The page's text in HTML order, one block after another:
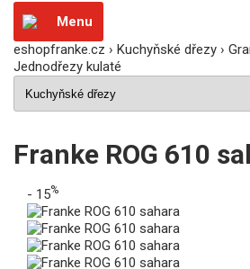
Menu
eshopfranke.cz › Kuchyňské dřezy ›
Jednodřezy kulaté
Franke ROG 610
- 15%